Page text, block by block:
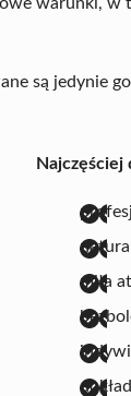
są jedynie
miła